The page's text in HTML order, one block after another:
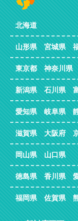
北海道
山形県 宮城県
東京都 神奈川
新潟県 石川県
愛知県 岐阜県
滋賀県 大阪府
岡山県 山口県
徳島県 香川県
福岡県 佐賀県